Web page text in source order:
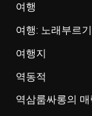
여행
여행: 노래부르기
여행지
역동적
역삼룸싸롱의